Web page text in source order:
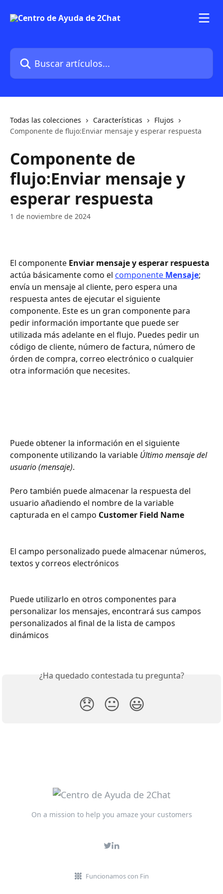
Buscar artículos...
Todas las colecciones Características
Flujos
Componente de flujo:Enviar mensaje y esperar respuesta
Componente de
flujo:Enviar mensaje y
esperar respuesta
1 de noviembre de 2024
El componente Enviar mensaje y esperar respuesta
actúa básicamente como el componente Mensaje;
envía un mensaje al cliente, pero espera una
respuesta antes de ejecutar el siguiente
componente. Este es un gran componente para
pedir información importante que puede ser
utilizada más adelante en el flujo. Puedes pedir un
código de cliente, número de factura, número de
órden de compra, correo electrónico o cualquier
otra información que necesites.
Puede obtener la información en el siguiente
componente utilizando la variable Último mensaje del
usuario (mensaje).
Pero también puede almacenar la respuesta del
usuario añadiendo el nombre de la variable
capturada en el campo Customer Field Name
El campo personalizado puede almacenar números,
textos y correos electrónicos
Puede utilizarlo en otros componentes para
personalizar los mensajes, encontrará sus campos
personalizados al final de la lista de campos
dinámicos
¿Ha quedado contestada tu pregunta?
😞 😐 😃
On a mission to help you amaze your customers
Funcionamos con Fin